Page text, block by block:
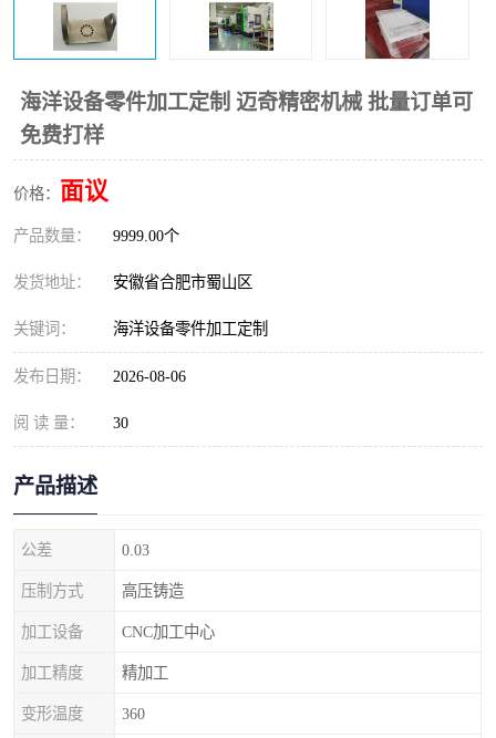
海洋设备零件加工定制 迈奇精密机械 批量订单可
免费打样
价格： 面议
产品数量： 9999.00个
发货地址： 安徽省合肥市蜀山区
关键词： 海洋设备零件加工定制
发布日期： 2026-08-06
阅 读 量： 30
产品描述
公差 0.03
压制方式 高压铸造
加工设备 CNC加工中心
加工精度 精加工
变形温度 360